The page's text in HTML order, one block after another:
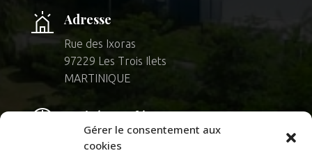
Gérer le consentement aux
cookies
Adresse
Rue des Ixoras
97229 Les Trois Ilets
MARTINIQUE
Arrivées & départs
Check in :